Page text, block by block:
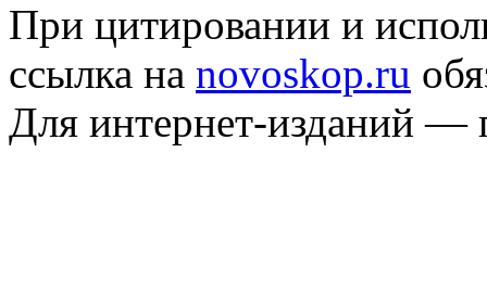
При цитировании и
ссылка на novoskop.ru
Для интернет-изданий —